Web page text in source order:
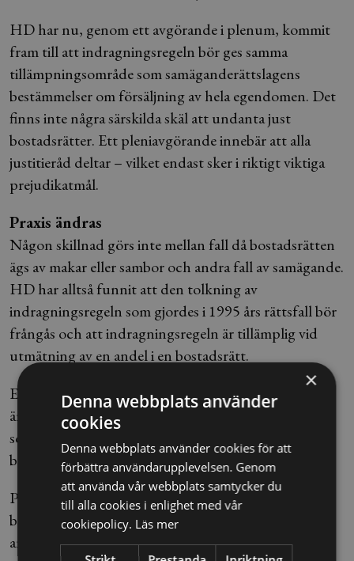
HD har nu, genom ett avgörande i plenum, kommit
fram till att indragningsregeln bör ges samma
tillämpningsområde som samäganderättslagens
bestämmelser om försäljning av hela egendomen. Det
finns inte några särskilda skäl att undanta just
bostadsrätter. Ett pleniavgörande innebär att alla
justitieråd deltar – vilket endast sker i riktigt viktiga
prejudikatmål.
Praxis ändras
Någon skillnad görs inte mellan fall då bostadsrätten
ägs av makar eller sambor och andra fall av samägande.
HD har alltså funnit att den tolkning av
indragningsregeln som gjordes i 1995 års rättsfall bör
frångås och att indragningsregeln är tillämplig vid
utmätning av en andel i en bostadsrätt.
Eftersom indragningsregeln har ansetts tillämplig i
ärendet och det inte anförts några omständigheter
som utgör synnerliga skäl mot en försäljning av hela
bostadsrätten har överklagandet avslagits.
Praxisändringen innebär alltså att försäljning av en
bostad som ägs av en gäldenär tillsammans med en
annan person nu kan göras i ett sammanhang.
×
Denna webbplats använder
cookies
Denna webbplats använder cookies för att
förbättra användarupplevelsen. Genom
att använda vår webbplats samtycker du
till alla cookies i enlighet med vår
cookiepolicy. Läs mer